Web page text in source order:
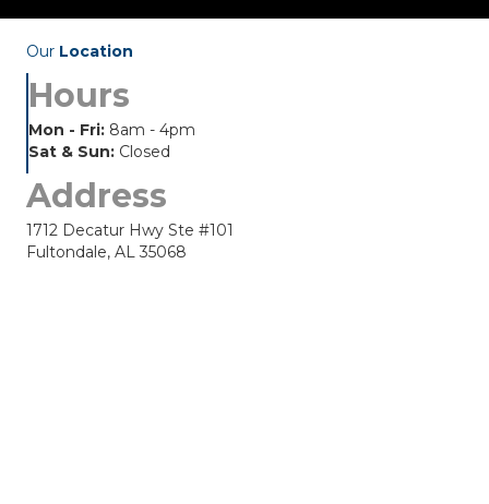
Our Location
Hours
Mon - Fri: 8am - 4pm
Sat & Sun: Closed
Address
1712 Decatur Hwy Ste #101
Fultondale, AL 35068